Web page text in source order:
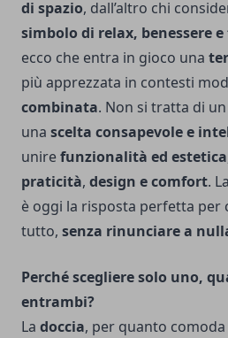
di spazio, dall’altro chi
simbolo di relax, benessere
ecco che entra in gioco una
più apprezzata in contesti
combinata. Non si tratta di
una scelta consapevole e
unirefunzionalità ed estetica
praticità, design e comfort.
è oggi la risposta perfetta per
tutto, senza rinunciare a
Perché scegliere solo uno,
entrambi?
La doccia, per quanto